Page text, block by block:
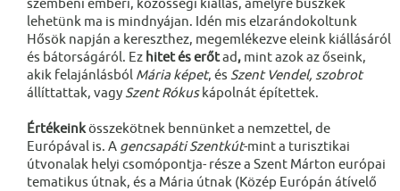
szembeni emberi, közösségi kiállás, amelyre büszkék
lehetünk ma is mindnyájan. Idén mis elzarándokoltunk
Hősök napján a kereszthez, megemlékezve eleink kiállásáról
és bátorságáról. Ez hitet és erőtad, mint azok az őseink,
akik felajánlásból Mária képet, és Szent Vendel, szobrot
állíttattak, vagy Szent Rókuskápolnát építettek.
Értékeinkösszekötnek bennünket a nemzettel, de
Európával is. A gencsapáti Szentkút-mint a turisztikai
útvonalak helyi csomópontja- része a Szent Márton európai
tematikus útnak, és a Mária útnak (Közép Európán átívelő